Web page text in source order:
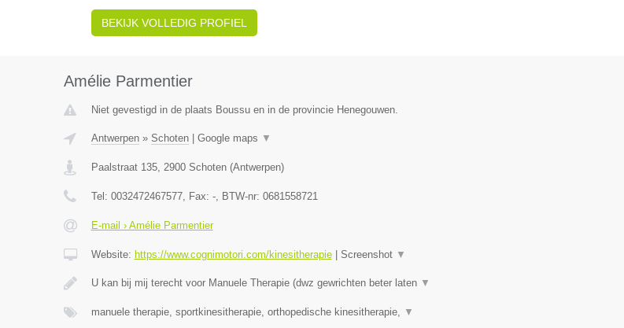
BEKIJK VOLLEDIG PROFIEL
Amélie Parmentier
Niet gevestigd in de plaats Boussu en in de provincie Henegouwen.
Antwerpen» Schoten| Google maps ▼
Paalstraat 135, 2900 Schoten(Antwerpen)
Tel: 0032472467577, Fax: -, BTW-nr: 0681558721
E-mail › Amélie Parmentier
Website: https://www.cognimotori.com/kinesitherapie| Screenshot ▼
U kan bij mij terecht voor Manuele Therapie (dwz gewrichten beter laten ▼
manuele therapie, sportkinesitherapie, orthopedische kinesitherapie, ▼